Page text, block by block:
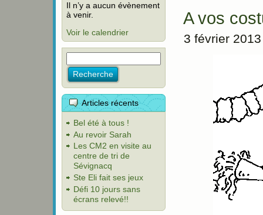
Il n’y a aucun évènement
à venir.
Voir le calendrier
Articles récents
Bel été à tous !
Au revoir Sarah
Les CM2 en visite au
centre de tri de
Sévignacq
Ste Eli fait ses jeux
Défi 10 jours sans
écrans relevé!!
A vos
3 février 2013